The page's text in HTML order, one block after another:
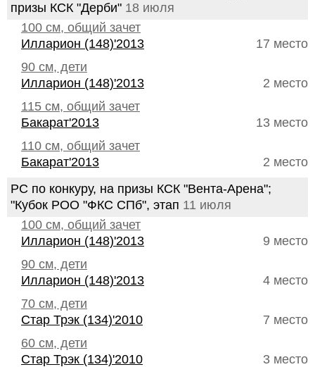
призы КСК "Дерби" 18 июля
100 см, общий зачет
17 место
Илларион (148)'2013
90 см, дети
2 место
Илларион (148)'2013
115 см, общий зачет
13 место
Бакарат'2013
110 см, общий зачет
2 место
Бакарат'2013
РС по конкуру, на призы КСК "Вента-Арена";
"Кубок РОО "ФКС СПб", этап 11 июля
100 см, общий зачет
9 место
Илларион (148)'2013
90 см, дети
4 место
Илларион (148)'2013
70 см, дети
7 место
Стар Трэк (134)'2010
60 см, дети
3 место
Стар Трэк (134)'2010